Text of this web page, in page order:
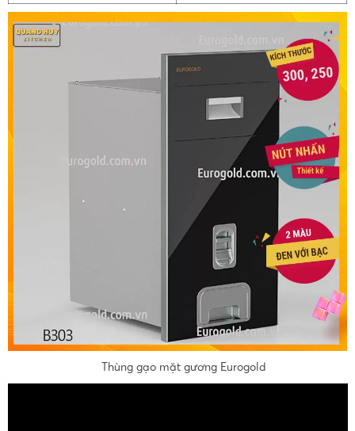
Thùng gạo mặt gương Eurogold